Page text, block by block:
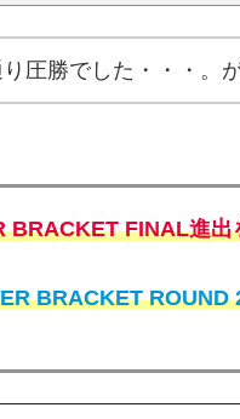
圧勝でした・・・。
BRACKET FINAL進
BRACKET ROUND